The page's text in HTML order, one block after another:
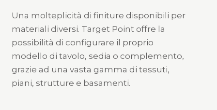
Una molteplicità di finiture disponibili per
materiali diversi. Target Point offre la
possibilità di configurare il proprio
modello di tavolo, sedia o complemento,
grazie ad una vasta gamma di tessuti,
piani, strutture e basamenti.